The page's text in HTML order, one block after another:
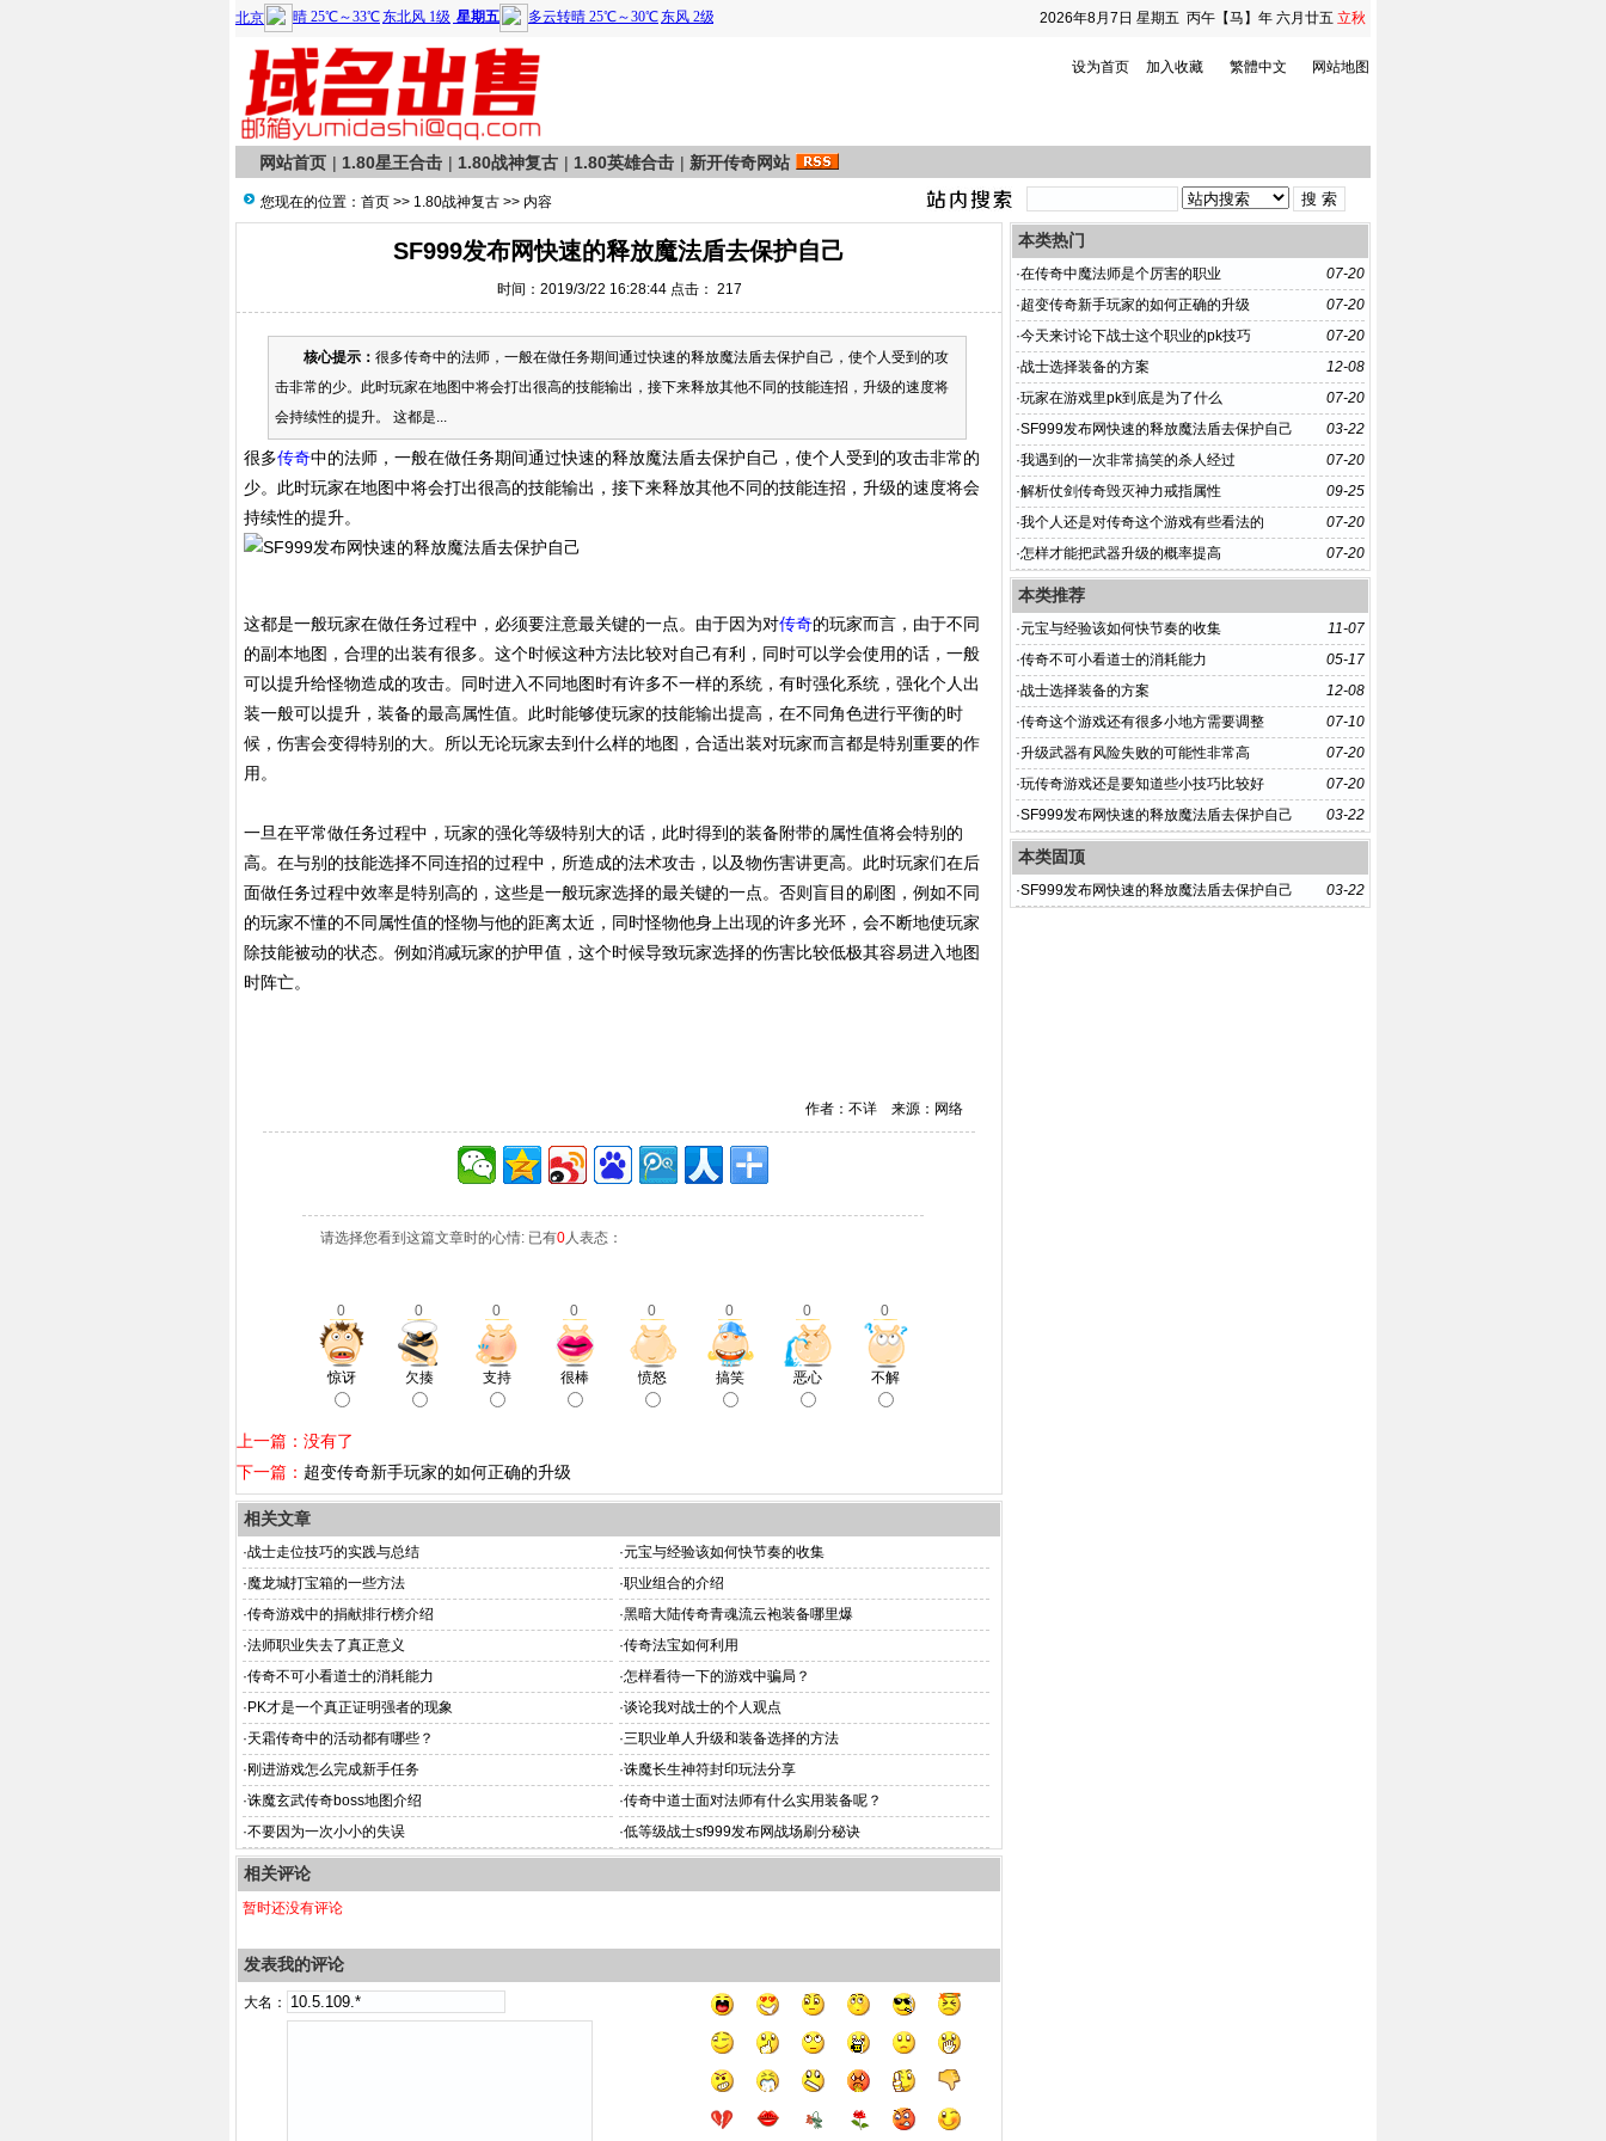
2026年8月7日 星期五 丙午【马】年 六月廿五 立秋
设为首页 加入收藏 繁體中文 网站地图
网站首页 | 1.80星王合击 | 1.80战神复古 | 1.80英雄合击 | 新开传奇网站
您现在的位置： 首页 >> 1.80战神复古 >> 内容
SF999发布网快速的释放魔法盾去保护自己
时间：2019/3/22 16:28:44 点击： 217
核心提示： 很多传奇中的法师，一般在做任务期间通过快速的释放魔法盾去保护自己，使个人受到的攻
击非常的少。此时玩家在地图中将会打出很高的技能输出，接下来释放其他不同的技能连招，升级的速度将
会持续性的提升。 这都是...
很多传奇中的法师，一般在做任务期间通过快速的释放魔法盾去保护自己，使个人受到的攻击非常的
少。此时玩家在地图中将会打出很高的技能输出，接下来释放其他不同的技能连招，升级的速度将会
持续性的提升。
这都是一般玩家在做任务过程中，必须要注意最关键的一点。由于因为对传奇的玩家而言，由于不同
的副本地图，合理的出装有很多。这个时候这种方法比较对自己有利，同时可以学会使用的话，一般
可以提升给怪物造成的攻击。同时进入不同地图时有许多不一样的系统，有时强化系统，强化个人出
装一般可以提升，装备的最高属性值。此时能够使玩家的技能输出提高，在不同角色进行平衡的时
候，伤害会变得特别的大。所以无论玩家去到什么样的地图，合适出装对玩家而言都是特别重要的作
用。
一旦在平常做任务过程中，玩家的强化等级特别大的话，此时得到的装备附带的属性值将会特别的
高。在与别的技能选择不同连招的过程中，所造成的法术攻击，以及物伤害讲更高。此时玩家们在后
面做任务过程中效率是特别高的，这些是一般玩家选择的最关键的一点。否则盲目的刷图，例如不同
的玩家不懂的不同属性值的怪物与他的距离太近，同时怪物他身上出现的许多光环，会不断地使玩家
除技能被动的状态。例如消减玩家的护甲值，这个时候导致玩家选择的伤害比较低极其容易进入地图
时阵亡。
作者：不详 来源：网络
请选择您看到这篇文章时的心情: 已有0人表态：
0 0 0 0 0 0 0 0
惊讶 欠揍 支持 很棒 愤怒 搞笑 恶心 不解
上一篇：没有了
下一篇： 超变传奇新手玩家的如何正确的升级
相关文章
·战士走位技巧的实践与总结 ·元宝与经验该如何快节奏的收集
·魔龙城打宝箱的一些方法 ·职业组合的介绍
·传奇游戏中的捐献排行榜介绍 ·黑暗大陆传奇青魂流云袍装备哪里爆
·法师职业失去了真正意义 ·传奇法宝如何利用
·传奇不可小看道士的消耗能力 ·怎样看待一下的游戏中骗局？
· PK才是一个真正证明强者的现象 ·谈论我对战士的个人观点
·天霜传奇中的活动都有哪些？ ·三职业单人升级和装备选择的方法
·刚进游戏怎么完成新手任务 ·诛魔长生神符封印玩法分享
·诛魔玄武传奇boss地图介绍 ·传奇中道士面对法师有什么实用装备呢？
·不要因为一次小小的失误 ·低等级战士sf999发布网战场刷分秘诀
相关评论
暂时还没有评论
发表我的评论
大名：
本类热门
07-20
·在传奇中魔法师是个厉害的职业
07-20
·超变传奇新手玩家的如何正确的升级
07-20
·今天来讨论下战士这个职业的pk技巧
12-08
·战士选择装备的方案
07-20
·玩家在游戏里pk到底是为了什么
03-22
·SF999发布网快速的释放魔法盾去保护自己
07-20
·我遇到的一次非常搞笑的杀人经过
09-25
·解析仗剑传奇毁灭神力戒指属性
07-20
·我个人还是对传奇这个游戏有些看法的
07-20
·怎样才能把武器升级的概率提高
本类推荐
11-07
·元宝与经验该如何快节奏的收集
05-17
·传奇不可小看道士的消耗能力
12-08
·战士选择装备的方案
07-10
·传奇这个游戏还有很多小地方需要调整
07-20
·升级武器有风险失败的可能性非常高
07-20
·玩传奇游戏还是要知道些小技巧比较好
03-22
·SF999发布网快速的释放魔法盾去保护自己
本类固顶
03-22
·SF999发布网快速的释放魔法盾去保护自己